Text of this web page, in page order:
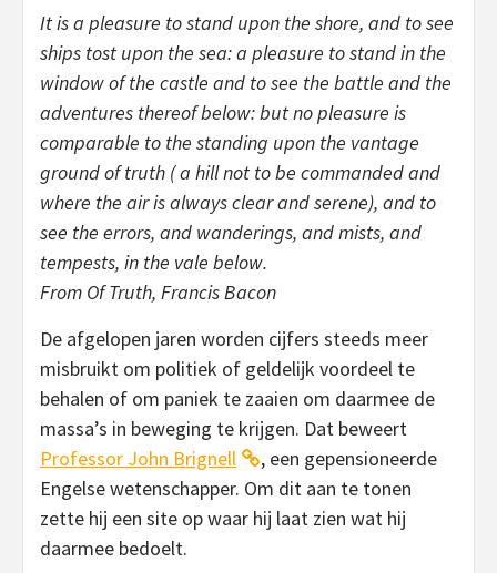
It is a pleasure to stand upon the shore, and to see
ships tost upon the sea: a pleasure to stand in the
window of the castle and to see the battle and the
adventures thereof below: but no pleasure is
comparable to the standing upon the vantage
ground of truth ( a hill not to be commanded and
where the air is always clear and serene), and to
see the errors, and wanderings, and mists, and
tempests, in the vale below.
From Of Truth, Francis Bacon
De afgelopen jaren worden cijfers steeds meer
misbruikt om politiek of geldelijk voordeel te
behalen of om paniek te zaaien om daarmee de
massa’s in beweging te krijgen. Dat beweert
Professor John Brignell
, een gepensioneerde
Engelse wetenschapper. Om dit aan te tonen
zette hij een site op waar hij laat zien wat hij
daarmee bedoelt.